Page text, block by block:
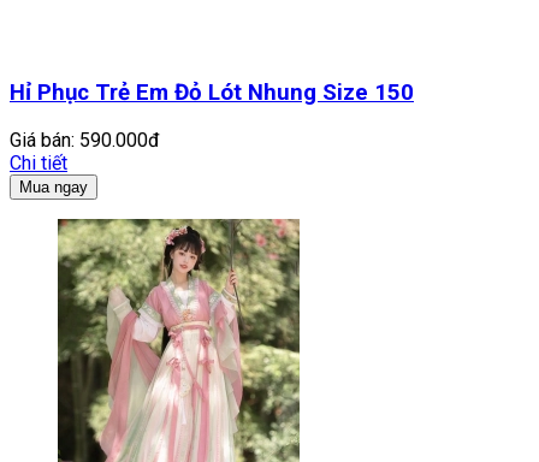
Hỉ Phục Trẻ Em Đỏ Lót Nhung Size 150
Giá bán: 590.000đ
Chi tiết
Mua ngay